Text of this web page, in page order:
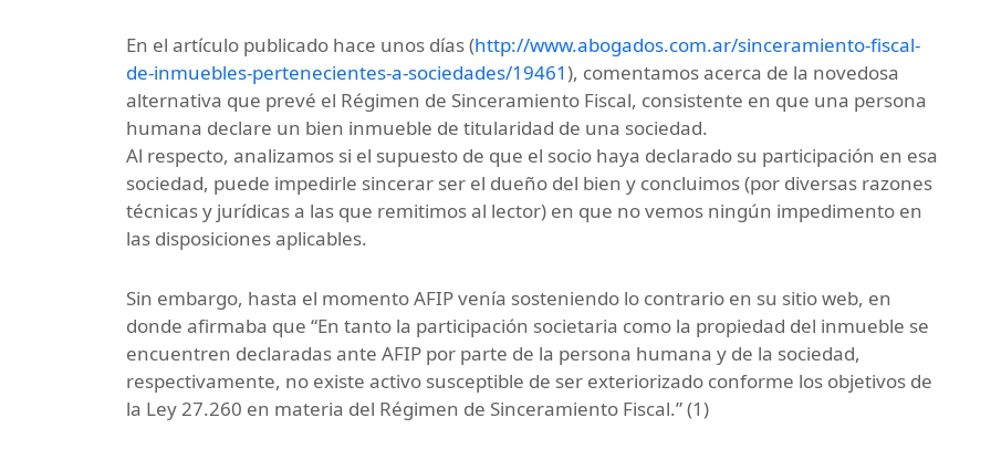
En el artículo publicado hace unos días (http://www.abogados.com.ar/sinceramiento-fiscal-
de-inmuebles-pertenecientes-a-sociedades/19461), comentamos acerca de la novedosa
alternativa que prevé el Régimen de Sinceramiento Fiscal, consistente en que una persona
humana declare un bien inmueble de titularidad de una sociedad.
Al respecto, analizamos si el supuesto de que el socio haya declarado su participación en esa
sociedad, puede impedirle sincerar ser el dueño del bien y concluimos (por diversas razones
técnicas y jurídicas a las que remitimos al lector) en que no vemos ningún impedimento en
las disposiciones aplicables.
Sin embargo, hasta el momento AFIP venía sosteniendo lo contrario en su sitio web, en
donde afirmaba que “En tanto la participación societaria como la propiedad del inmueble se
encuentren declaradas ante AFIP por parte de la persona humana y de la sociedad,
respectivamente, no existe activo susceptible de ser exteriorizado conforme los objetivos de
la Ley 27.260 en materia del Régimen de Sinceramiento Fiscal.” (1)